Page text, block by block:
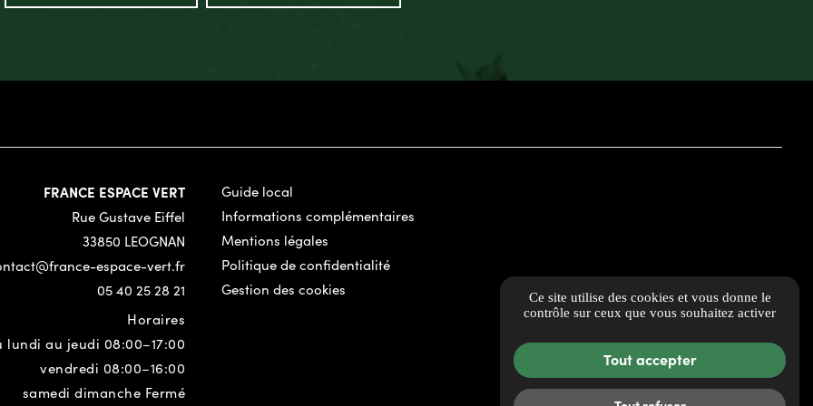
FRANCE ESPACE VERT
Rue Gustave Eiffel
33850 LEOGNAN
espace-vert.fr
05 40 25 28 21
Horaires
lundi au jeudi 08:00–17:00
vendredi 08:00–16:00
samedi dimanche Fermé
Guide local
Informations complémentaires
Mentions légales
Politique de confidentialité
Gestion des cookies
Ce site utilise des cookies et vous donne le
contrôle sur ceux que vous souhaitez activer
Tout accepter